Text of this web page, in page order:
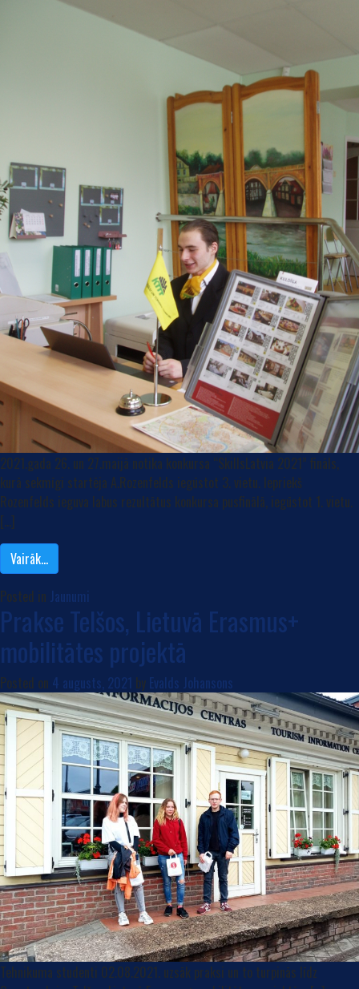
2021.gada 26. un 27.maijā notika konkursa “SkillsLatvia 2021” fināls,
kurā sekmīgi startēja A.Rozenfelds iegūstot 3. vietu. Iepriekš
Rozenfelds ieguva labus rezultātus konkursa pusfinālā, iegūstot 1. vietu.
[…]
Vairāk…
Posted in Jaunumi
Prakse Telšos, Lietuvā Erasmus+
mobilitātes projektā
Posted on 4 augusts, 2021 by Evalds Johansons
Tehnikuma studenti 02.08.2021. uzsāk praksi un to turpinās līdz